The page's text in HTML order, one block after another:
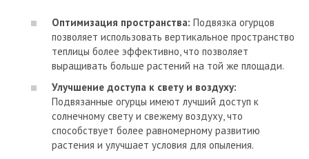
Оптимизация пространства: Подвязка огурцов
позволяет использовать вертикальное пространство
теплицы более эффективно, что позволяет
выращивать больше растений на той же площади.
Улучшение доступа к свету и воздуху:
Подвязанные огурцы имеют лучший доступ к
солнечному свету и свежему воздуху, что
способствует более равномерному развитию
растения и улучшает условия для опыления.